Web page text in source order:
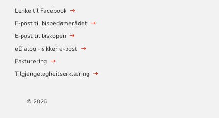
Lenke til Facebook
E-post til bispedømerådet
E-post til biskopen
eDialog - sikker e-post
Fakturering
Tilgjengelegheitserklæring
© 2026